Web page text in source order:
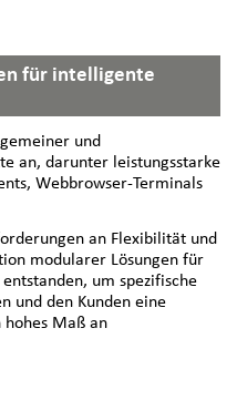
für intelligente
und
an, darunter leistungsstarke
Webbrowser-Terminals
an Flexibilität und
modularer Lösungen für
um spezifische
und den Kunden eine
Maß an